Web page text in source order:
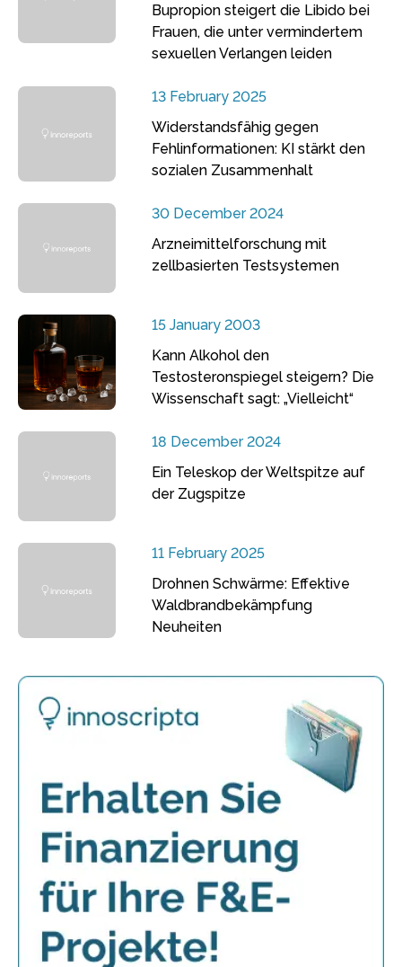
Bupropion steigert die Libido bei
Frauen, die unter vermindertem
sexuellen Verlangen leiden
13 February 2025
Widerstandsfähig gegen
Fehlinformationen: KI stärkt den
sozialen Zusammenhalt
30 December 2024
Arzneimittelforschung mit
zellbasierten Testsystemen
15 January 2003
Kann Alkohol den
Testosteronspiegel steigern? Die
Wissenschaft sagt: „Vielleicht“
18 December 2024
Ein Teleskop der Weltspitze auf
der Zugspitze
11 February 2025
Drohnen Schwärme: Effektive
Waldbrandbekämpfung
Neuheiten